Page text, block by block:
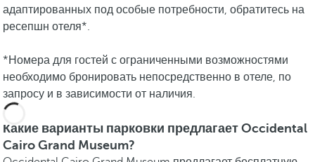
адаптированных под особые потребности, обратитесь на
ресепшн отеля*.
*Номера для гостей с ограниченными возможностями
необходимо бронировать непосредственно в отеле, по
запросу и в зависимости от наличия.
Какие варианты парковки предлагает Occidental
Cairo Grand Museum?